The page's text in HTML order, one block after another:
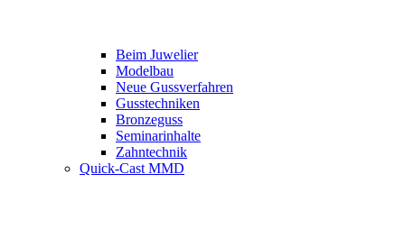
Beim Juwelier
Modelbau
Neue Gussverfahren
Gusstechniken
Bronzeguss
Seminarinhalte
Zahntechnik
Quick-Cast MMD